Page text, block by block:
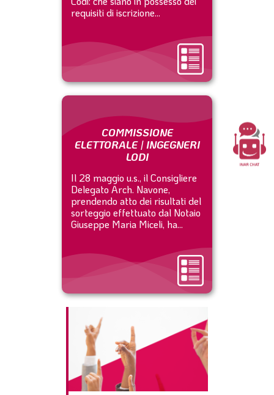
requisiti di iscrizione...
COMMISSIONE
ELETTORALE | INGEGNERI
LODI
Il 28 maggio u.s., il Consigliere
Delegato Arch. Navone,
prendendo atto dei risultati del
sorteggio effettuato dal Notaio
Giuseppe Maria Miceli, ha...